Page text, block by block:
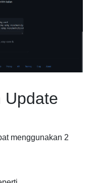
Update
menggunakan 2